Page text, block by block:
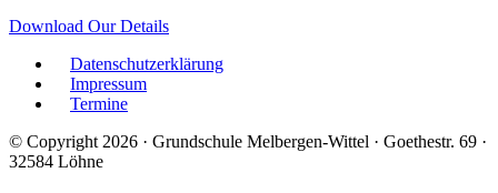
Download Our Details
Datenschutzerklärung
Impressum
Termine
© Copyright 2026 · Grundschule Melbergen-Wittel · Goethestr. 69 ·
32584 Löhne